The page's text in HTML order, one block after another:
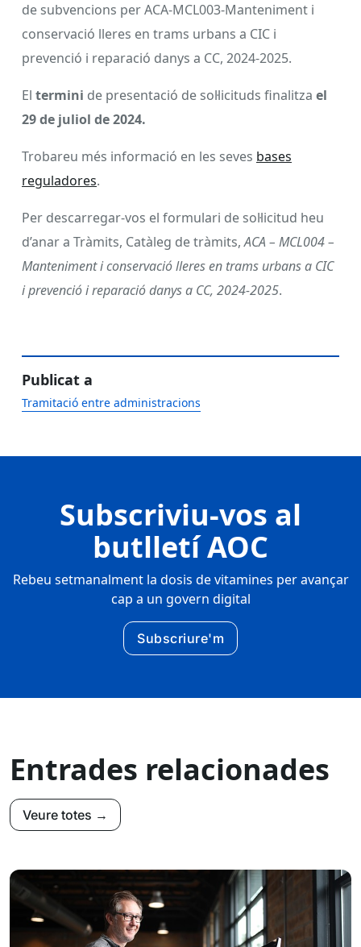
de subvencions per ACA-MCL003-Manteniment i
conservació lleres en trams urbans a CIC i
prevenció i reparació danys a CC, 2024-2025.
El termini de presentació de sol·licituds finalitza el
29 de juliol de 2024.
Trobareu més informació en les seves bases
reguladores.
Per descarregar-vos el formulari de sol·licitud heu
d’anar a Tràmits, Catàleg de tràmits,ACA – MCL004 –
Manteniment i conservació lleres en trams urbans a CIC
i prevenció i reparació danys a CC, 2024-2025.
Publicat a
Tramitació entre administracions
Subscriviu-vos al
butlletí AOC
Rebeu setmanalment la dosis de vitamines per avançar
cap a un govern digital
Subscriure'm
Entrades relacionades
Veure totes →